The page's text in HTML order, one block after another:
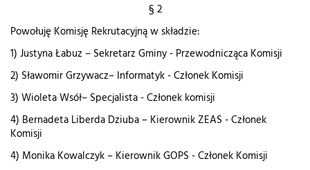
§ 2
Powołuję Komisję Rekrutacyjną w składzie:
1) Justyna Łabuz – Sekretarz Gminy - Przewodnicząca Komisji
2) Sławomir Grzywacz– Informatyk - Członek Komisji
3) Wioleta Wsół– Specjalista - Członek komisji
4) Bernadeta Liberda Dziuba – Kierownik ZEAS - Członek
Komisji
4) Monika Kowalczyk – Kierownik GOPS - Członek Komisji